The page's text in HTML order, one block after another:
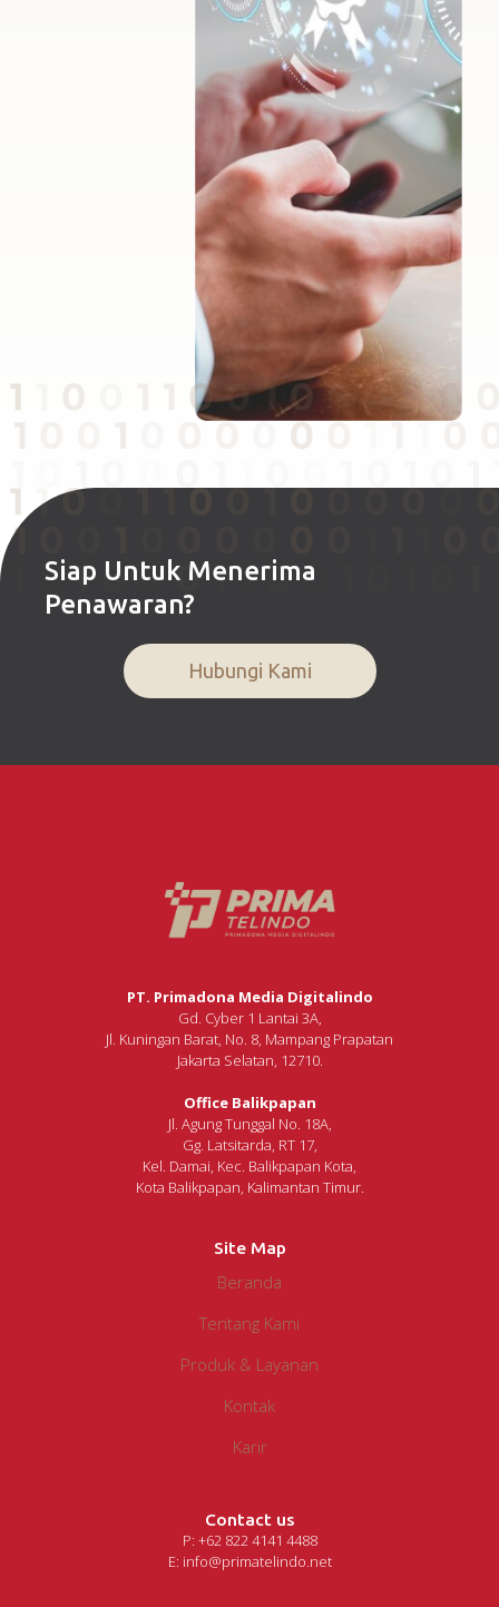
Siap Untuk Menerima
Penawaran?
Hubungi Kami
PT. Primadona Media Digitalindo
Gd. Cyber 1 Lantai 3A,
Jl. Kuningan Barat, No. 8, Mampang Prapatan
Jakarta Selatan, 12710.
Office Balikpapan
Jl. Agung Tunggal No. 18A,
Gg. Latsitarda, RT 17,
Kel. Damai, Kec. Balikpapan Kota,
Kota Balikpapan, Kalimantan Timur.
Site Map
Beranda
Tentang Kami
Produk & Layanan
Kontak
Karir
Contact us
P: +62 822 4141 4488
E: info@primatelindo.net